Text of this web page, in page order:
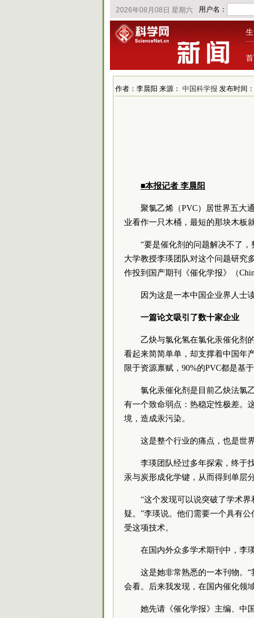
作者：李晨阳 来源： 中国科学报 发布时间
■本报记者 李晨阳
聚氯乙烯（PVC）居世界五大
业看作一只木桶，最短的那块木板
“要是催化剂的问题解决不了
大学教授李瑛团队对这个问题研究
作投到国产期刊《催化学报》（
因为这是一本中国企业界人士
一篇论文吸引了数十家企业
乙炔与氯化氢在氯化汞催化剂
看起来简简单单，却支撑着中国年
限于资源禀赋，90%的PVC都是基
氯化汞催化剂是目前乙炔法氯
有一个致命弱点：热稳定性极差。
境，造成汞污染。
这是整个行业的痛点，也是世
李瑛团队经过多年探索，终于
汞与炭形成化学键，从而得到单层
“这个发现可以说突破了学术
疑。”李瑛说。他们需要一个具有
受这项技术。
在国内外众多学术期刊中，李
这是她非常熟悉的一本刊物。
会看。后来我发现，在国内催化领
她先请《催化学报》主编、中